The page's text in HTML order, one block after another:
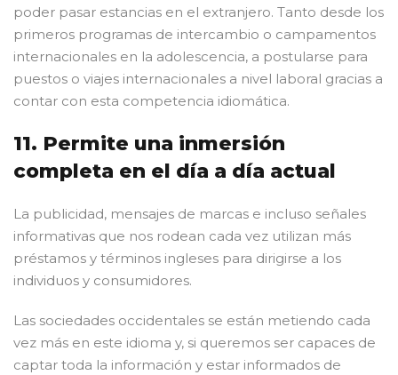
poder pasar estancias en el extranjero. Tanto desde los
primeros programas de intercambio o campamentos
internacionales en la adolescencia, a postularse para
puestos o viajes internacionales a nivel laboral gracias a
contar con esta competencia idiomática.
11. Permite una inmersión
completa en el día a día actual
La publicidad, mensajes de marcas e incluso señales
informativas que nos rodean cada vez utilizan más
préstamos y términos ingleses para dirigirse a los
individuos y consumidores.
Las sociedades occidentales se están metiendo cada
vez más en este idioma y, si queremos ser capaces de
captar toda la información y estar informados de